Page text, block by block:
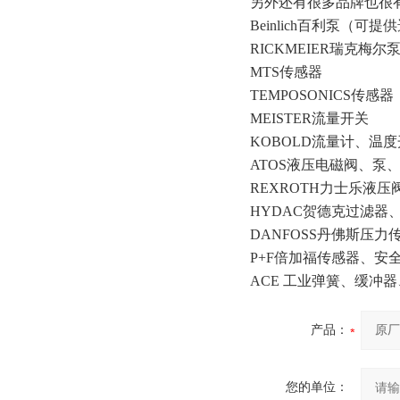
Beinlich百利泵（可提
RICKMEIER瑞克梅尔
MTS传感器
TEMPOSONICS传感器
MEISTER流量开关
KOBOLD流量计、温度
ATOS液压电磁阀、泵
REXROTH力士乐液压
HYDAC贺德克过滤器
DANFOSS丹佛斯压力
P+F倍加福传感器、安
ACE 工业弹簧、缓冲
产品：
您的单位：